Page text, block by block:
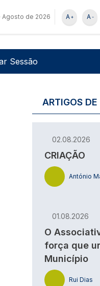
Agosto de 2026 -
A
+
A
de utilizador
Sessão
ARTIGOS
02.08.2026
CRIAÇÃO
António
01.08.2026
O
força que
Município
Rui Dias